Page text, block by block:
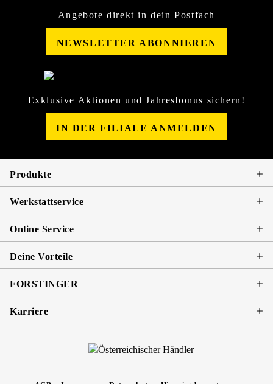
Angebote direkt in dein Postfach
NEWSLETTER ABONNIEREN
Exklusive Aktionen und Jahresbonus sichern!
IN DER FILIALE ANMELDEN
Produkte
Werkstattservice
Online Service
Deine Vorteile
FORSTINGER
Karriere